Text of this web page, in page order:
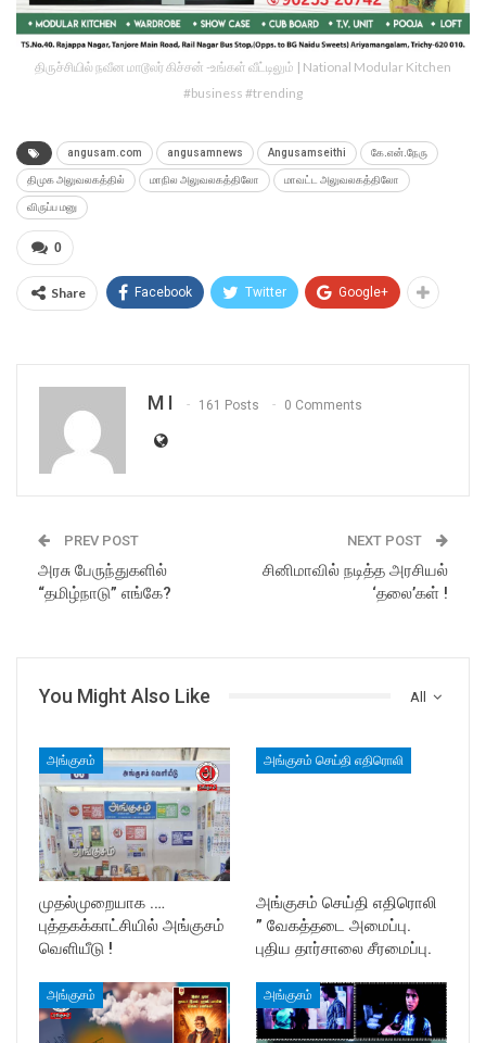
திருச்சியில் நவீன மாடூலர் கிச்சன் -உங்கள் வீட்டிலும் | National Modular Kitchen
#business #trending
angusam.com angusamnews Angusamseithi கே.என்.நேரு
திமுக அலுவலகத்தில் மாநில அலுவலகத்திலோ மாவட்ட அலுவலகத்திலோ
விருப்ப மனு
0
Share Facebook Twitter Google+
M I 161 Posts 0 Comments
PREV POST
அரசு பேருந்துகளில்
“தமிழ்நாடு” எங்கே?
NEXT POST
சினிமாவில் நடித்த அரசியல்
‘தலை’கள் !
All
You Might Also Like
அங்குசம்
முதல்முறையாக .…
புத்தகக்காட்சியில் அங்குசம்
வெளியீடு !
அங்குசம் செய்தி எதிரொலி
அங்குசம் செய்தி எதிரொலி
” வேகத்தடை அமைப்பு.
புதிய தார்சாலை சீரமைப்பு.
அங்குசம் அங்குசம்